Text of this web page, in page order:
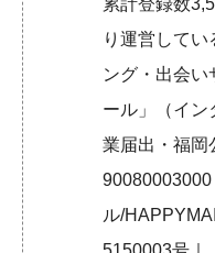
り運営して
ング・出会い
ール」（イン
業届出・福岡
ル/